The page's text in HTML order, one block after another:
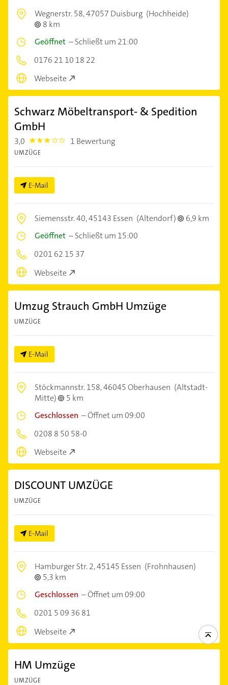
Wegnerstr. 58,47057 Duisburg (Hochheide)
8 km
Geöffnet –Schließt um 21:00
0176 21 10 18 22
Webseite
Schwarz Möbeltransport- & Spedition
GmbH
3,0 3.0 1 Bewertung
UMZÜGE
E-Mail
Siemensstr. 40,45143 Essen (Altendorf)
6,9 km
Geöffnet –Schließt um 15:00
0201 62 15 37
Webseite
Umzug Strauch GmbH Umzüge
UMZÜGE
E-Mail
Stöckmannstr. 158,46045 Oberhausen (Altstadt-
Mitte)
5 km
Geschlossen –Öffnet um 09:00
0208 8 50 58-0
Webseite
DISCOUNT UMZÜGE
UMZÜGE
E-Mail
Hamburger Str. 2,45145 Essen (Frohnhausen)
5,3 km
Geschlossen –Öffnet um 09:00
0201 5 09 36 81
Webseite
HM Umzüge
UMZÜGE